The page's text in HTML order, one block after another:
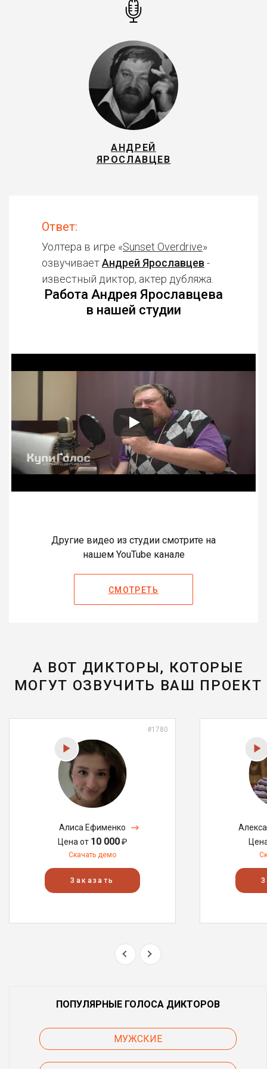
АНДРЕЙ
ЯРОСЛАВЦЕВ
Ответ:
Уолтера в игре «Sunset Overdrive»
озвучиваетАндрей Ярославцев -
известный диктор, актер дубляжа.
Работа Андрея Ярославцева
в нашей студии
Другие видео из студии смотрите на
нашем YouTube канале
СМОТРЕТЬ
А ВОТ ДИКТОРЫ, КОТОРЫЕ
МОГУТ ОЗВУЧИТЬ ВАШ ПРОЕКТ
#1780
Алиса Ефименко
Цена от 10 000₽
Скачать демо
Заказать
ПОПУЛЯРНЫЕ ГОЛОСА ДИКТОРОВ
МУЖСКИЕ